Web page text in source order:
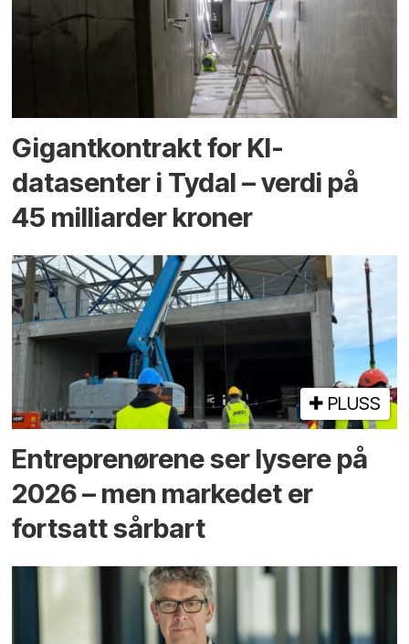
Gigantkontrakt for KI-
datasenter i Tydal – verdi på
45 milliarder kroner
PLUSS
Entreprenørene ser lysere på
2026 – men markedet er
fortsatt sårbart